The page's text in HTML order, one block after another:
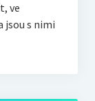
ve
jsou s nimi